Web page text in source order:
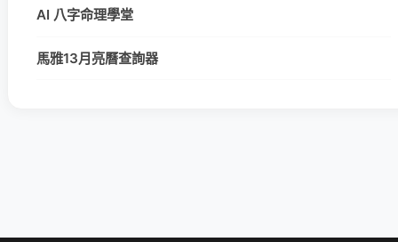
AI 八字命理學堂
馬雅13月亮曆查詢器